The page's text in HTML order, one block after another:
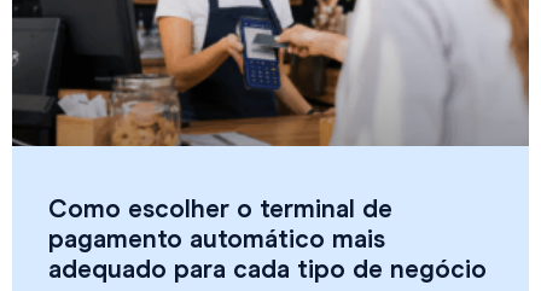
Como escolher o terminal de
pagamento automático mais
adequado para cada tipo de negócio